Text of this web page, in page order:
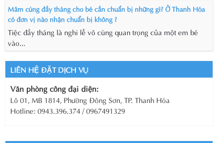
Mâm cúng đầy tháng cho bé cần chuẩn bị những gì? Ở Thanh Hóa
có đơn vị nào nhận chuẩn bị không ?
Tiệc đầy tháng là nghi lễ vô cùng quan trọng của một em bé
vào...
LIÊN HỆ ĐẶT DỊCH VỤ
Văn phòng công đại diện:
Lô 01, MB 1814, Phường Đông Sơn, TP. Thanh Hóa
Hotline: 0943.396.374 / 0967491329